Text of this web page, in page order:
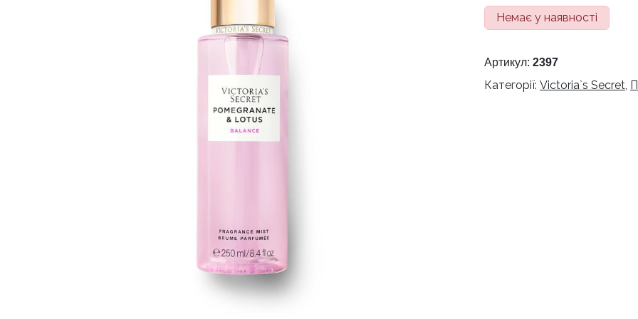
Немає у наявності
Артикул: 2397
Категорії: Victoria`s Secret,